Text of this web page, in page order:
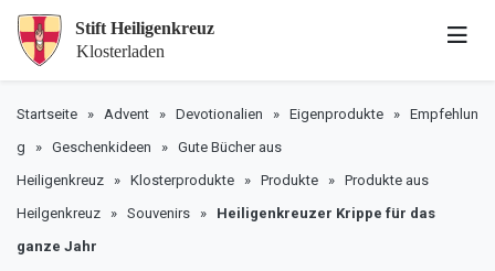
Startseite » Advent » Devotionalien » Eigenprodukte » Empfehlun
g » Geschenkideen » Gute Bücher aus
Heiligenkreuz » Klosterprodukte » Produkte » Produkte aus
Heilgenkreuz » Souvenirs » Heiligenkreuzer Krippe für das
ganze Jahr